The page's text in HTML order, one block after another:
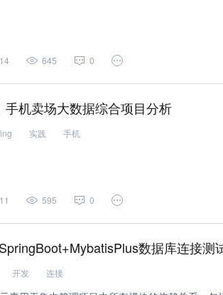
645 0
手机卖场大数据综合项目分析
实践 手机
595 0
数据库连接
开发 连接